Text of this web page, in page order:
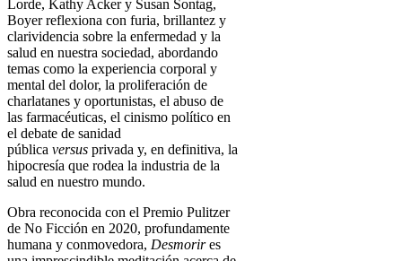
Lorde, Kathy Acker y Susan Sontag,
Boyer reflexiona con furia, brillantez y
clarividencia sobre la enfermedad y la
salud en nuestra sociedad, abordando
temas como la experiencia corporal y
mental del dolor, la proliferación de
charlatanes y oportunistas, el abuso de
las farmacéuticas, el cinismo político en
el debate de sanidad
pública versus privada y, en definitiva, la
hipocresía que rodea la industria de la
salud en nuestro mundo.
Obra reconocida con el Premio Pulitzer
de No Ficción en 2020, profundamente
humana y conmovedora, Desmorires